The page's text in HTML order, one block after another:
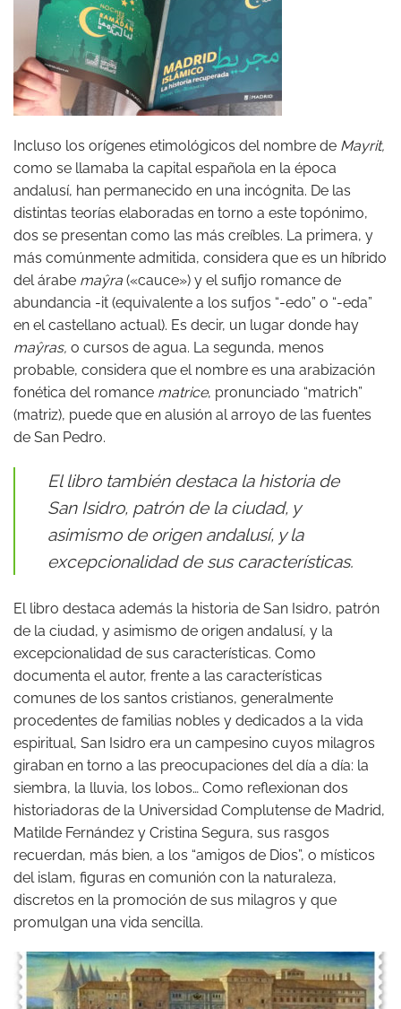
Incluso los orígenes etimológicos del nombre de Mayrit,
como se llamaba la capital española en la época
andalusí, han permanecido en una incógnita. De las
distintas teorías elaboradas en torno a este topónimo,
dos se presentan como las más creíbles. La primera, y
más comúnmente admitida, considera que es un híbrido
del árabe maŷra («cauce») y el sufijo romance de
abundancia -it (equivalente a los sufjos “-edo” o “-eda”
en el castellano actual). Es decir, un lugar donde hay
maŷras, o cursos de agua. La segunda, menos
probable, considera que el nombre es una arabización
fonética del romance matrice, pronunciado “matrich”
(matriz), puede que en alusión al arroyo de las fuentes
de San Pedro.
El libro también destaca la historia de
San Isidro, patrón de la ciudad, y
asimismo de origen andalusí, y la
excepcionalidad de sus características.
El libro destaca además la historia de San Isidro, patrón
de la ciudad, y asimismo de origen andalusí, y la
excepcionalidad de sus características. Como
documenta el autor, frente a las características
comunes de los santos cristianos, generalmente
procedentes de familias nobles y dedicados a la vida
espiritual, San Isidro era un campesino cuyos milagros
giraban en torno a las preocupaciones del día a día: la
siembra, la lluvia, los lobos… Como reflexionan dos
historiadoras de la Universidad Complutense de Madrid,
Matilde Fernández y Cristina Segura, sus rasgos
recuerdan, más bien, a los “amigos de Dios”, o místicos
del islam, figuras en comunión con la naturaleza,
discretos en la promoción de sus milagros y que
promulgan una vida sencilla.